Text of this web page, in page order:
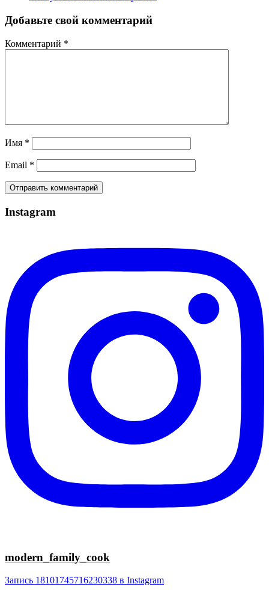
Добавьте свой комментарий
Комментарий *
Имя *
Email *
Instagram
modern_family_cook
Запись 18101745716230338 в Instagram